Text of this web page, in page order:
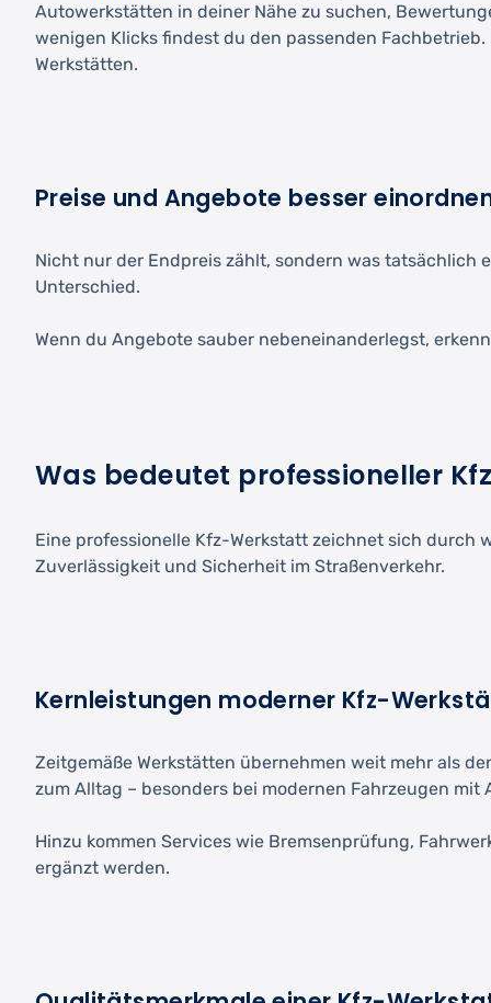
Autowerkstätten in deiner Nähe zu suchen,
wenigen Klicks findest du den passenden
Werkstätten.
Preise und Angebote besser
Nicht nur der Endpreis zählt, sondern was tatsächlich
Unterschied.
Wenn du Angebote sauber nebeneinanderlegst,
Was bedeutet professioneller
Eine professionelle Kfz-Werkstatt zeichnet sich durch
Zuverlässigkeit und Sicherheit im Straßenverkehr.
Kernleistungen moderner Kfz-
Zeitgemäße Werkstätten übernehmen weit mehr als
zum Alltag – besonders bei modernen Fahrzeugen
Hinzu kommen Services wie Bremsenprüfung,
ergänzt werden.